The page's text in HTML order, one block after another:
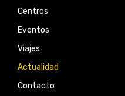
Centros
Eventos
Viajes
Actualidad
Contacto